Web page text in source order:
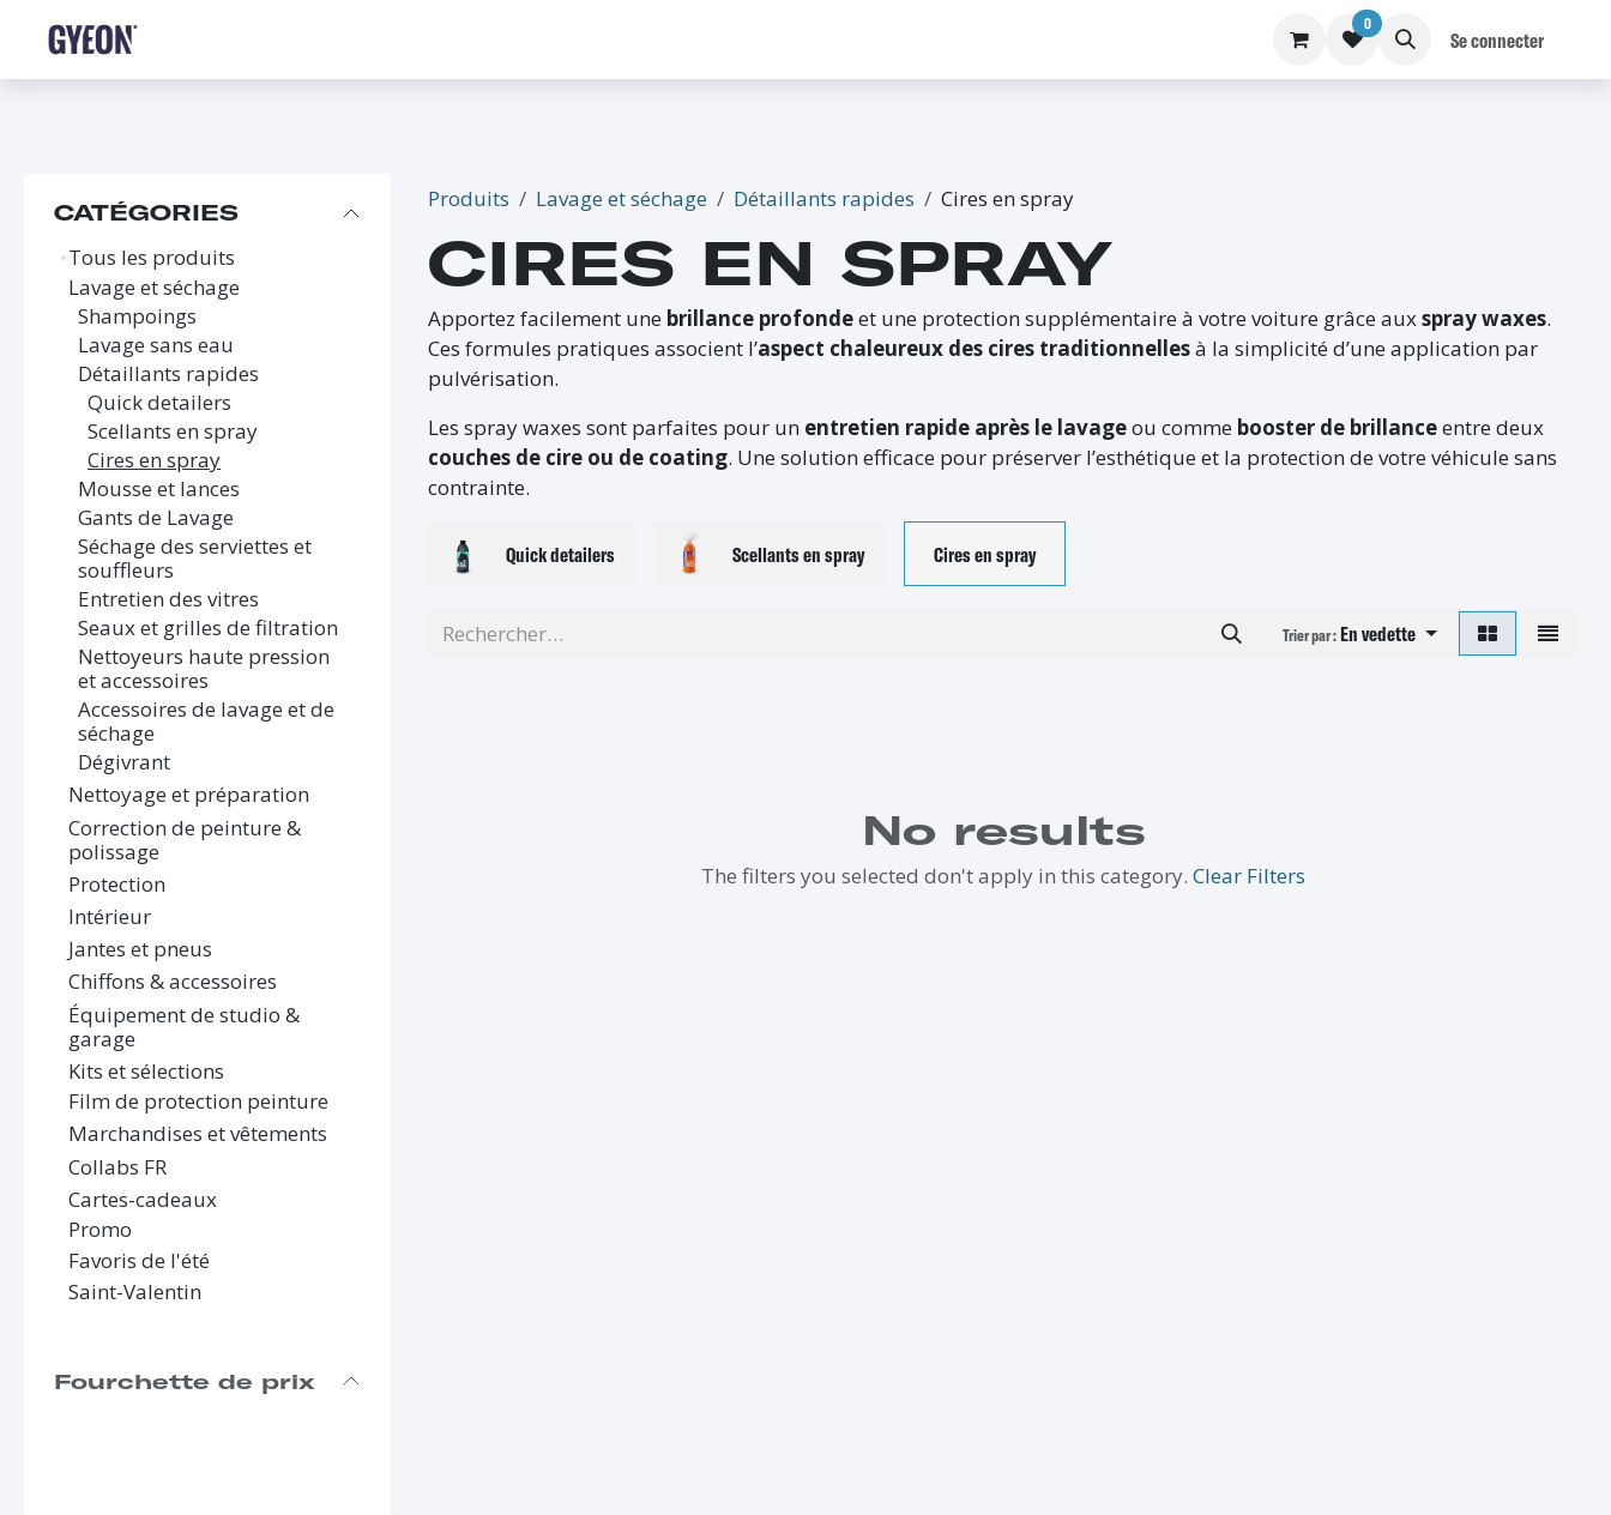
0
Se connecter
CATÉGORIES
Tous les produits
Lavage et séchage
Shampoings
Lavage sans eau
Détaillants rapides
Quick detailers
Scellants en spray
Cires en spray
Mousse et lances
Gants de Lavage
Séchage des serviettes et
souffleurs
Entretien des vitres
Seaux et grilles de filtration
Nettoyeurs haute pression
et accessoires
Accessoires de lavage et de
séchage
Dégivrant
Nettoyage et préparation
Correction de peinture &
polissage
Protection
Intérieur
Jantes et pneus
Chiffons & accessoires
Équipement de studio &
garage
Kits et sélections
Film de protection peinture
Marchandises et vêtements
Collabs FR
Cartes-cadeaux
Promo
Favoris de l'été
Saint-Valentin
Fourchette de prix
Produits Lavage et séchage Détaillants rapides Cires en spray
CIRES EN SPRAY
Apportez facilement une brillance profondeet une protection supplémentaire à votre voiture grâce auxspray waxes.
Ces formules pratiques associent l’aspect chaleureux des cires traditionnellesà la simplicité d’une application par
pulvérisation.
Les spray waxes sont parfaites pour un entretien rapide après le lavageou comme booster de brillanceentre deux
couches de cire ou de coating. Une solution efficace pour préserver l’esthétique et la protection de votre véhicule sans
contrainte.
Quick detailers Scellants en spray Cires en spray
Trier par :En vedette
No results
The filters you selected don't apply in this category. Clear Filters